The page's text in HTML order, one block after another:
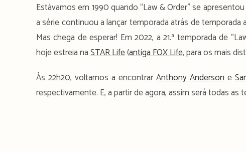
Estávamos em 1990 quando “Law & Order” se
a série continuou a lançar temporada atrás de
Mas chega de esperar! Em 2022, a 21.ª temporada de
hoje estreia naSTAR Life(antiga FOX Life, para os mais
Às 22h20, voltamos a encontrarAnthony Andersone
respectivamente. E, a partir de agora, assim será todas as